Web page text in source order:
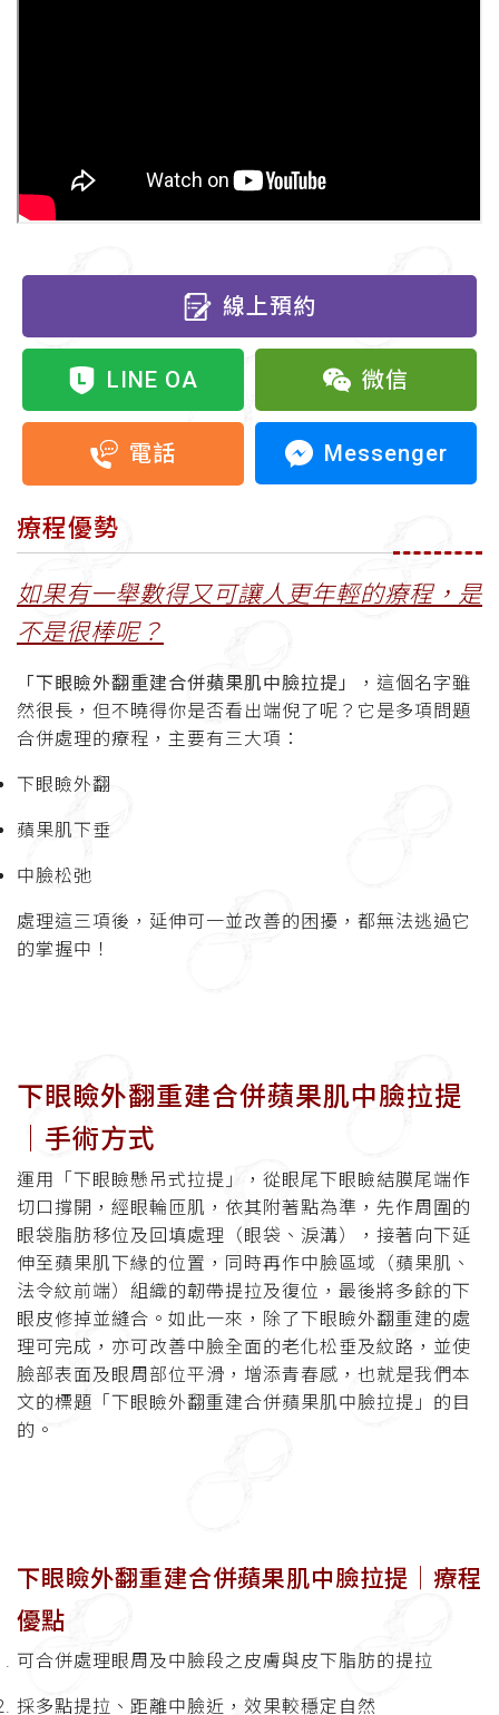
線上預約
LINE OA 微信
電話 Messenger
療程優勢
如果有一舉數得又可讓人更年輕的療程，是
不是很棒呢？
「下眼瞼外翻重建合併蘋果肌中臉拉提」
，這個名字雖
然很長，但不曉得你是否看出端倪了呢？它是多項問題
合併處理的療程，主要有三大項：
下眼瞼外翻
蘋果肌下垂
中臉松弛
處理這三項後，延伸可一並改善的困擾，都無法逃過它
的掌握中！
下眼瞼外翻重建合併蘋果肌中臉拉提
│手術方式
運用「下眼瞼懸吊式拉提」，從眼尾下眼瞼結膜尾端作
切口撐開，經眼輪匝肌，依其附著點為準，先作周圍的
眼袋脂肪移位及回填處理（眼袋、淚溝），接著向下延
伸至蘋果肌下緣的位置，同時再作中臉區域（蘋果肌、
法令紋前端）組織的韌帶提拉及復位，最後將多餘的下
眼皮修掉並縫合。如此一來，除了下眼瞼外翻重建的處
理可完成，亦可改善中臉全面的老化松垂及紋路，並使
臉部表面及眼周部位平滑，增添青春感，也就是我們本
文的標題「下眼瞼外翻重建合併蘋果肌中臉拉提」的目
的。
下眼瞼外翻重建合併蘋果肌中臉拉提│ 療程
優點
可合併處理眼周及中臉段之皮膚與皮下脂肪的提拉
採多點提拉、距離中臉近，效果較穩定自然